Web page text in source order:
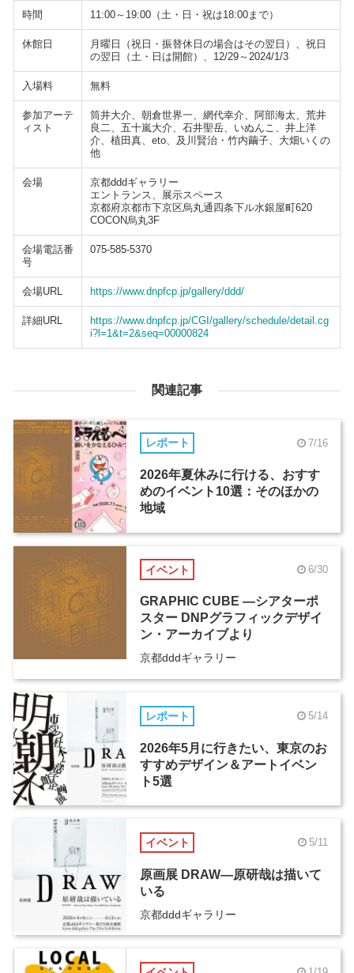
時間 11:00～19:00（土・日・祝は18:00まで）
休館日
月曜日（祝日・振替休日の場合はその翌日）、祝日
の翌日（土・日は開館）、12/29～2024/1/3
入場料 無料
参加アーテ
ィスト
筒井大介、朝倉世界一、網代幸介、阿部海太、荒井
良二、五十嵐大介、石井聖岳、いぬんこ、井上洋
介、植田真、eto、及川賢治・竹内繭子、大畑いくの
他
会場
京都dddギャラリー
エントランス、展示スペース
京都府京都市下京区烏丸通四条下ル水銀屋町620
COCON烏丸3F
会場電話番
号
075-585-5370
会場URL https://www.dnpfcp.jp/gallery/ddd/
詳細URL
https://www.dnpfcp.jp/CGI/gallery/schedule/detail.cg
i?l=1&t=2&seq=00000824
関連記事
レポート 7/16
2026年夏休みに行ける、おすす
めのイベント10選：そのほかの
地域
イベント 6/30
GRAPHIC CUBE ―シアターポ
スター DNPグラフィックデザイ
ン・アーカイブより
京都dddギャラリー
レポート 5/14
2026年5月に行きたい、東京のお
すすめデザイン＆アートイベン
ト5選
イベント 5/11
原画展 DRAW―原研哉は描いて
いる
京都dddギャラリー